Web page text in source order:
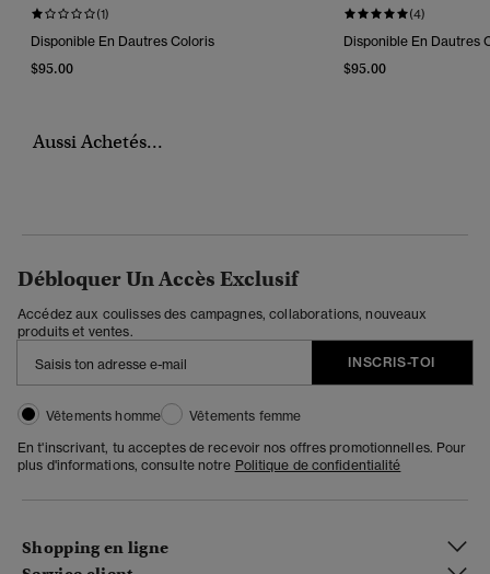
(1)
Disponible En Dautres Coloris
$95.00
(4)
Disponible En Dautres
$95.00
Aussi Achetés...
Débloquer Un Accès Exclusif
Accédez aux coulisses des campagnes, collaborations, nouveaux
produits et ventes.
INSCRIS-TOI
Vêtements homme
Vêtements femme
En t'inscrivant, tu acceptes de recevoir nos offres promotionnelles. Pour
plus d'informations, consulte notre Politique de confidentialité
Shopping en ligne